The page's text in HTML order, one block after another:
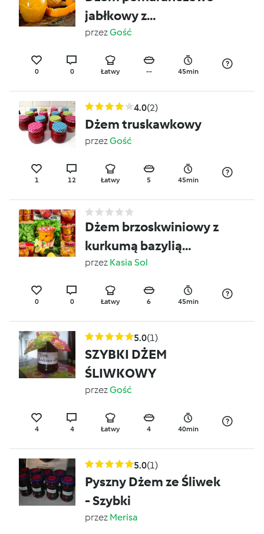
jabłkowy z
migdałowymi płatkami
przezGość
0 0 Łatwy -- 45min
4.0(2)
Dżem truskawkowy
przezGość
1 12 Łatwy 5 45min
Dżem brzoskwiniowy z
kurkumą bazylią
jałowcem i cytryną
przez Kasia Sol
0 0 Łatwy 6 45min
5.0(1)
SZYBKI DŻEM
ŚLIWKOWY
przezGość
4 4 Łatwy 4 40min
5.0(1)
Pyszny Dżem ze Śliwek
- Szybki
przez Merisa